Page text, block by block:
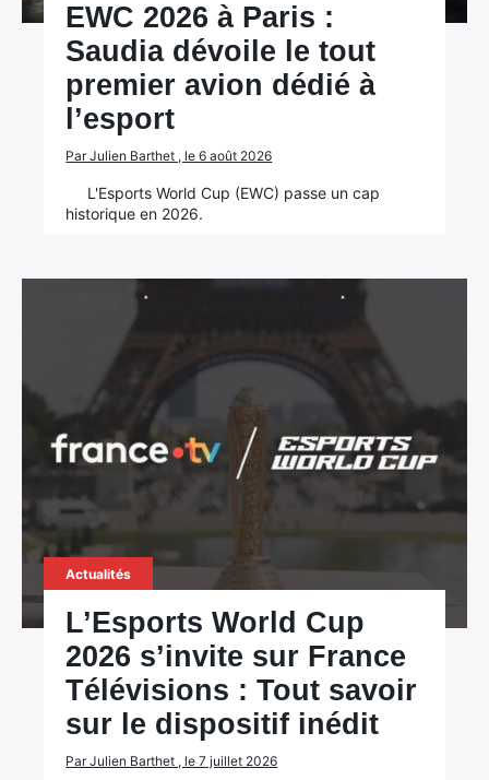
EWC 2026 à Paris :
Saudia dévoile le tout
premier avion dédié à
l’esport
Par Julien Barthet , le 6 août 2026
L'Esports World Cup (EWC) passe un cap
historique en 2026.
Actualités
L’Esports World Cup
2026 s’invite sur France
Télévisions : Tout savoir
sur le dispositif inédit
Par Julien Barthet , le 7 juillet 2026